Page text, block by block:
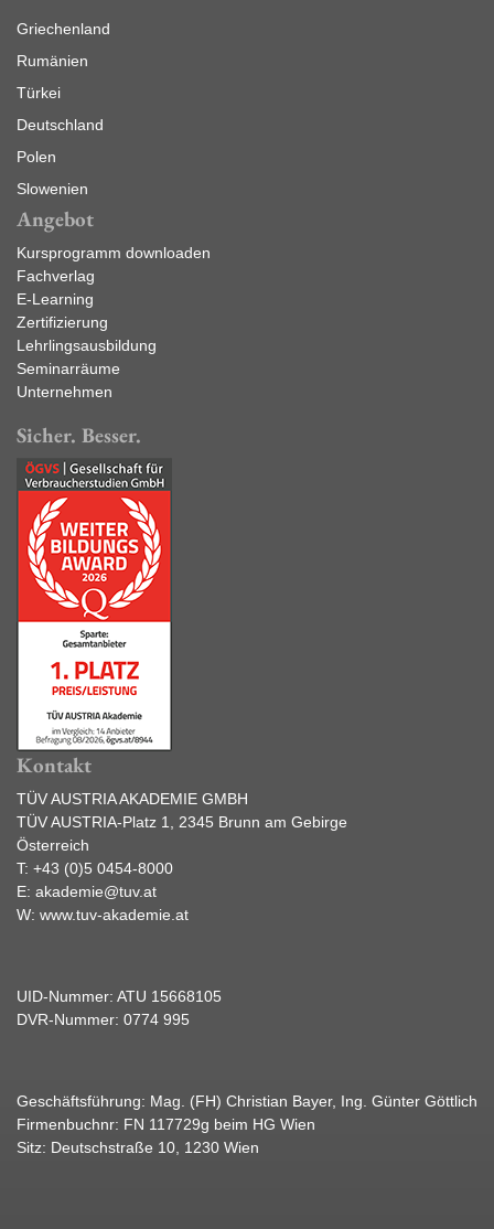
Griechenland
Rumänien
Türkei
Deutschland
Polen
Slowenien
Angebot
Kursprogramm downloaden
Fachverlag
E-Learning
Zertifizierung
Lehrlingsausbildung
Seminarräume
Unternehmen
Sicher. Besser.
Kontakt
TÜV AUSTRIA AKADEMIE GMBH
TÜV AUSTRIA-Platz 1, 2345 Brunn am Gebirge
Österreich
T: +43 (0)5 0454-8000
E: akademie@tuv.at
W: www.tuv-akademie.at
UID-Nummer: ATU 15668105
DVR-Nummer: 0774 995
Geschäftsführung: Mag. (FH) Christian Bayer, Ing. Günter Göttlich
Firmenbuchnr: FN 117729g beim HG Wien
Sitz: Deutschstraße 10, 1230 Wien